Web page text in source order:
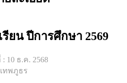
ยน ปีการศึกษา 2569
10 ธ.ค. 2568
ทพภูธร